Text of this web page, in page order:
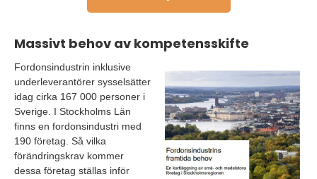
Massivt behov av kompetensskifte
Fordonsindustrin inklusive
underleverantörer sysselsätter
idag cirka 167 000 personer i
Sverige. I Stockholms Län
finns en fordonsindustri med
190 företag. Så vilka
förändringskrav kommer
dessa företag ställas inför